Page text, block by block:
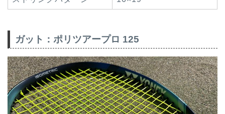
ガット：ポリツアープロ 125